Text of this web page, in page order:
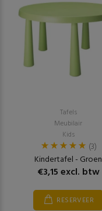
Tafels
Meubilair
Kids
(3)
Kindertafel - Groen
€3,15 excl. btw
RESERVEER